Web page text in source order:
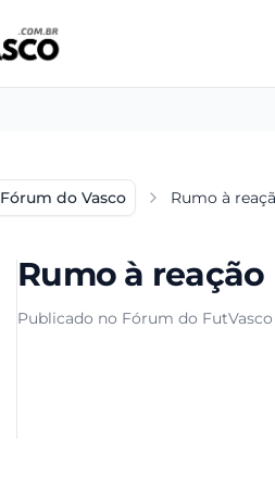
Fórum do Vasco Rumo à
Rumo à
Publicado no Fórum do FutVasco